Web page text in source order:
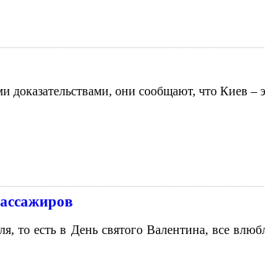
они сообщают, что Киев –
есть в День святого Валентина, все